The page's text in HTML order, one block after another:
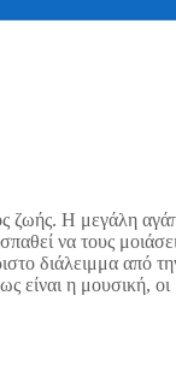
ζωής. Η μεγάλη
να τους
διάλειμμα από
η μουσική, οι